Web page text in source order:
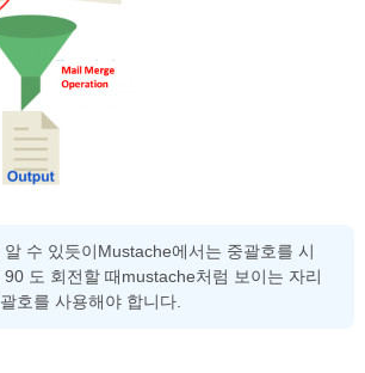
알 수 있듯이Mustache에서는 중괄호를 시
90 도 회전할 때mustache처럼 보이는 자리
호를 사용해야 합니다.